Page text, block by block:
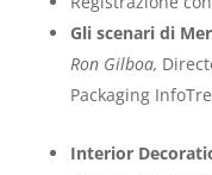
Gli scenari di
Ron Gilboa,
Packaging
Interior